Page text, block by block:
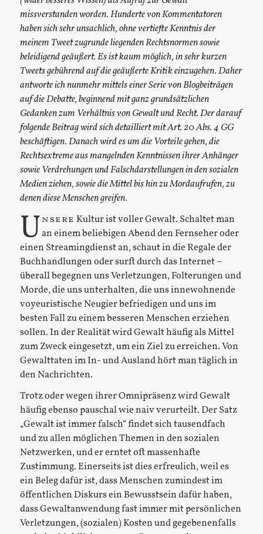
missverstanden worden. Hunderte von Kommentatoren
haben sich sehr unsachlich, ohne vertiefte Kenntnis der
meinem Tweet zugrunde liegenden Rechtsnormen sowie
beleidigend geäußert. Es ist kaum möglich, in sehr kurzen
Tweets gebührend auf die geäußerte Kritik einzugehen. Daher
antworte ich nunmehr mittels einer Serie von Blogbeiträgen
auf die Debatte, beginnend mit ganz grundsätzlichen
Gedanken zum Verhältnis von Gewalt und Recht. Der darauf
folgende Beitrag wird sich detailliert mit Art. 20 Abs. 4 GG
beschäftigen. Danach wird es um die Vorteile gehen, die
Rechtsextreme aus mangelnden Kenntnissen ihrer Anhänger
sowie Verdrehungen und Falschdarstellungen in den sozialen
Medien ziehen, sowie die Mittel bis hin zu Mordaufrufen, zu
denen diese Menschen greifen.
Unsere Kultur ist voller Gewalt. Schaltet man
an einem beliebigen Abend den Fernseher oder
einen Streamingdienst an, schaut in die Regale der
Buchhandlungen oder surft durch das Internet –
überall begegnen uns Verletzungen, Folterungen und
Morde, die uns unterhalten, die uns innewohnende
voyeuristische Neugier befriedigen und uns im
besten Fall zu einem besseren Menschen erziehen
sollen. In der Realität wird Gewalt häufig als Mittel
zum Zweck eingesetzt, um ein Ziel zu erreichen. Von
Gewalttaten im In- und Ausland hört man täglich in
den Nachrichten.
Trotz oder wegen ihrer Omnipräsenz wird Gewalt
häufig ebenso pauschal wie naiv verurteilt. Der Satz
„Gewalt ist immer falsch“ findet sich tausendfach
und zu allen möglichen Themen in den sozialen
Netzwerken, und er erntet oft massenhafte
Zustimmung. Einerseits ist dies erfreulich, weil es
ein Beleg dafür ist, dass Menschen zumindest im
öffentlichen Diskurs ein Bewusstsein dafür haben,
dass Gewaltanwendung fast immer mit persönlichen
Verletzungen, (sozialen) Kosten und gegebenenfalls